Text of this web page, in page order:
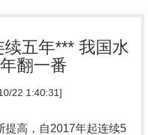
五年*** 我国水
翻一番
22 1:40:31]
提高，自2017年起连续5